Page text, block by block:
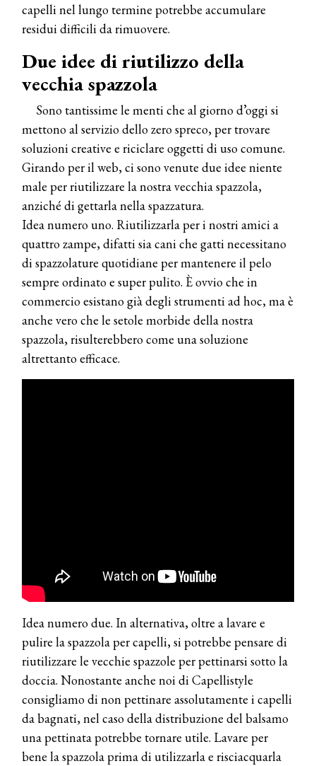
capelli nel lungo termine potrebbe accumulare
residui difficili da rimuovere.
Due idee di riutilizzo della
vecchia spazzola
Sono tantissime le menti che al giorno d’oggi si
mettono al servizio dello zero spreco, per trovare
soluzioni creative e riciclare oggetti di uso comune.
Girando per il web, ci sono venute due idee niente
male per riutilizzare la nostra vecchia spazzola,
anziché di gettarla nella spazzatura.
Idea numero uno. Riutilizzarla per i nostri amici a
quattro zampe, difatti sia cani che gatti necessitano
di spazzolature quotidiane per mantenere il pelo
sempre ordinato e super pulito. È ovvio che in
commercio esistano già degli strumenti ad hoc, ma è
anche vero che le setole morbide della nostra
spazzola, risulterebbero come una soluzione
altrettanto efficace.
Idea numero due. In alternativa, oltre a lavare e
pulire la spazzola per capelli, si potrebbe pensare di
riutilizzare le vecchie spazzole per pettinarsi sotto la
doccia. Nonostante anche noi di Capellistyle
consigliamo di non pettinare assolutamente i capelli
da bagnati, nel caso della distribuzione del balsamo
una pettinata potrebbe tornare utile. Lavare per
bene la spazzola prima di utilizzarla e risciacquarla